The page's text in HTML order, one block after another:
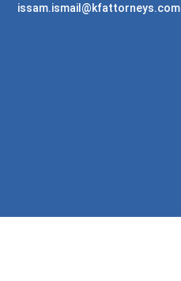
issam.ismail@kfattorneys.com